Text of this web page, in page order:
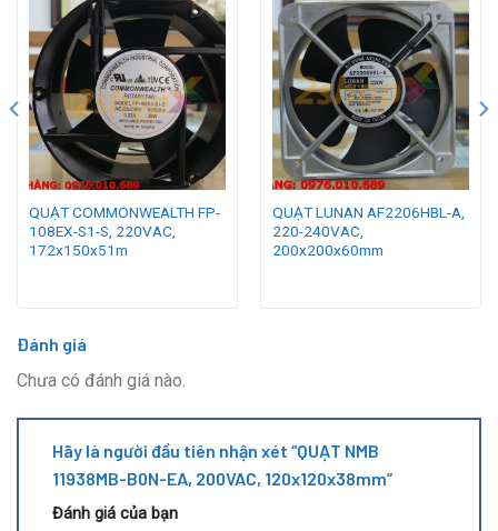
QUẠT COMMONWEALTH FP-
108EX-S1-S, 220VAC,
172x150x51m
QUẠT LUNAN AF2206HBL-A,
220-240VAC,
200x200x60mm
Đánh giá
Chưa có đánh giá nào.
Hãy là người đầu tiên nhận xét “QUẠT NMB
11938MB-B0N-EA, 200VAC, 120x120x38mm”
Đánh giá của bạn